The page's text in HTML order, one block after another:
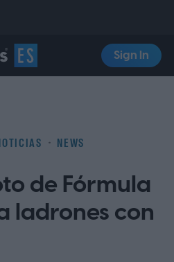
Sign In
NEWS
de Fórmula
ladrones con